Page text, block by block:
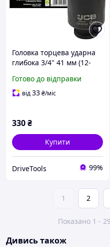
Головка торцева ударна
глибока 3/4" 41 мм (12-
46810041
Готово до відправки
від33₴/міс
330₴
Купити
DriveTools 99%
1 2
Показано 1 -
Дивись також